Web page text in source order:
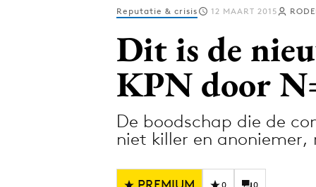
Design
Digital
Diversiteit
Reputatie & crisis 12 MAART 2015
Dit is de
KPN door
De boodschap die de
niet killer en
0 0